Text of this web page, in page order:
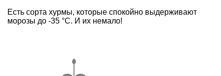
Есть сорта хурмы, которые спокойно выдерживают
морозы до -35 °С. И их немало!